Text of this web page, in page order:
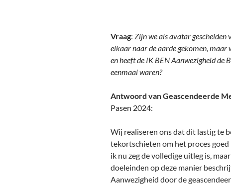
Vraag: Zijn we als avatar gescheiden
elkaar naar de aarde gekomen, maar
en heeft de IK BEN Aanwezigheid de
eenmaal waren?
Antwoord van Geascendeerde
Pasen 2024:
Wij realiseren ons dat dit lastig te
tekortschieten om het proces
ik nu zeg de volledige uitleg is,
doeleinden op deze manier
Aanwezigheid door de